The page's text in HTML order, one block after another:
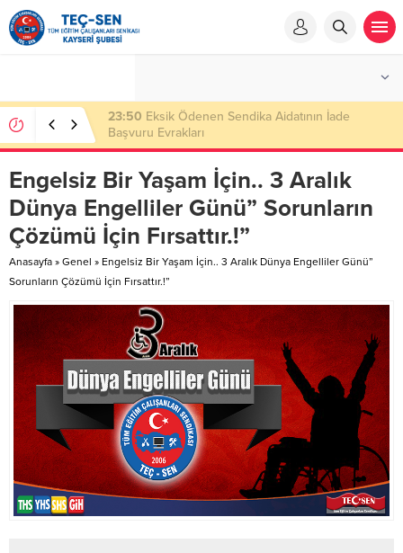
23:50 Eksik Ödenen Sendika Aidatının İade
Başvuru Evrakları
Engelsiz Bir Yaşam İçin.. 3 Aralık
Dünya Engelliler Günü” Sorunların
Çözümü İçin Fırsattır.!”
Anasayfa » Genel » Engelsiz Bir Yaşam İçin.. 3 Aralık Dünya Engelliler Günü”
Sorunların Çözümü İçin Fırsattır.!”